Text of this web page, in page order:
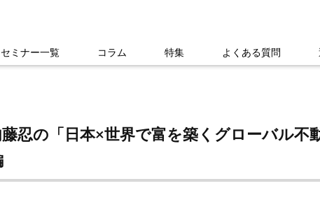
セミナー一覧 コラム 特集 よくある質問
藤忍の「日本×世界で富を築くグローバル不